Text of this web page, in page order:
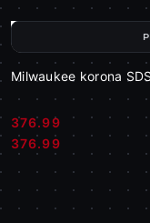
Milwaukee korona
Cena:
376.99
Cena:
376.99